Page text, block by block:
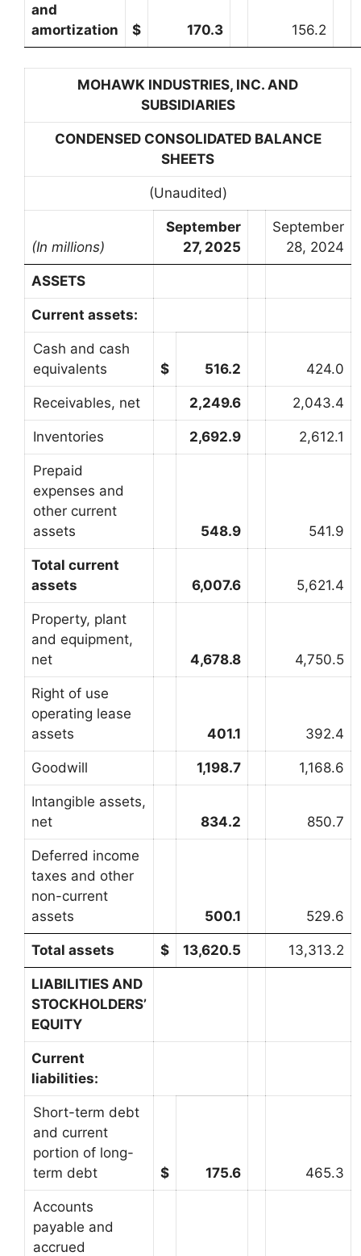
and
amortization
$ 170.3 156.2
MOHAWK INDUSTRIES, INC. AND
SUBSIDIARIES
CONDENSED CONSOLIDATED BALANCE
SHEETS
(Unaudited)
(In millions)
September
27, 2025
September
28, 2024
ASSETS
Current assets:
Cash and cash
equivalents
$ 516.2 424.0
Receivables, net 2,249.6 2,043.4
Inventories 2,692.9 2,612.1
Prepaid
expenses and
other current
assets
548.9 541.9
Total current
assets
6,007.6 5,621.4
Property, plant
and equipment,
net
4,678.8 4,750.5
Right of use
operating lease
assets
401.1 392.4
Goodwill 1,198.7 1,168.6
Intangible assets,
net
834.2 850.7
Deferred income
taxes and other
non-current
assets
500.1 529.6
Total assets $ 13,620.5 13,313.2
LIABILITIES AND
STOCKHOLDERS’
EQUITY
Current
liabilities:
Short-term debt
and current
portion of long-
term debt
$ 175.6 465.3
Accounts
payable and
accrued